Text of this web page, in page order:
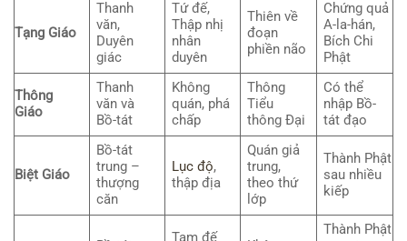
Tạng Giáo
Thanh
văn,
Duyên
giác
Tứ đế,
Thập nhị
nhân
duyên
Thiên về
đoạn
phiền não
Chứng quả
A-la-hán,
Bích Chi
Phật
Thông
Giáo
Thanh
văn và
Bồ-tát
Không
quán, phá
chấp
Thông
Tiểu
thông Đại
Có thể
nhập Bồ-
tát đạo
Biệt Giáo
Bồ-tát
trung –
thượng
căn
Lục độ,
thập địa
Quán giả
trung,
theo thứ
lớp
Thành Phật
sau nhiều
kiếp
Thành Phật